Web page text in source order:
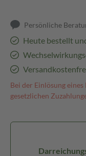
Persönliche
Heute bestellt
Bei der Einlösung
gesetzlichen